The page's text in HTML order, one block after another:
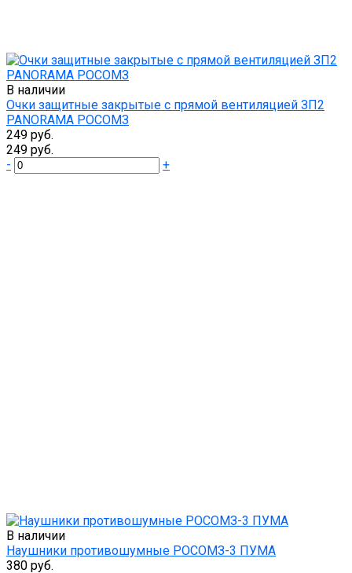
В наличии
Очки защитные закрытые с прямой вентиляцией ЗП2
PANORAMA РОСОМЗ
249 руб.
249 руб.
-
+
В наличии
Наушники противошумные РОСОМЗ-3 ПУМА
380 руб.